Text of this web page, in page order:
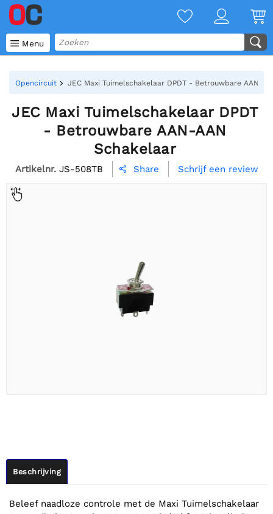
 Menu
Opencircuit JEC Maxi Tuimelschakelaar DPDT - Betrouwbare AAN-
JEC Maxi Tuimelschakelaar DPDT
- Betrouwbare AAN-AAN
Schakelaar
Artikelnr. JS-508TB  Share Schrijf een review
Beschrijving
Beleef naadloze controle met de Maxi Tuimelschakelaar